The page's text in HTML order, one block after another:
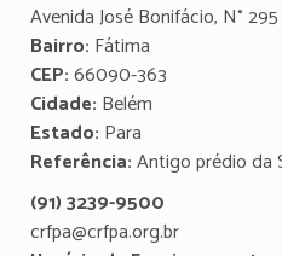
Avenida José Bonifácio, N° 295
Bairro: Fátima
CEP:66090-363
Cidade: Belém
Estado: Para
Referência:Antigo prédio da
(91) 3239-9500
crfpa@crfpa.org.br